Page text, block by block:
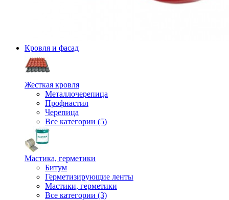
Кровля и фасад
Жесткая кровля
Металлочерепица
Профнастил
Черепица
Все категории (5)
Мастика, герметики
Битум
Герметизирующие ленты
Мастики, герметики
Все категории (3)